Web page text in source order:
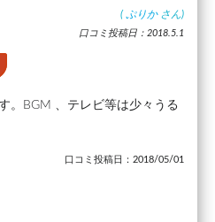
( ぷりか さん)
口コミ投稿日：2018.5.1
。BGM 、テレビ等は少々うる
口コミ投稿日：2018/05/01